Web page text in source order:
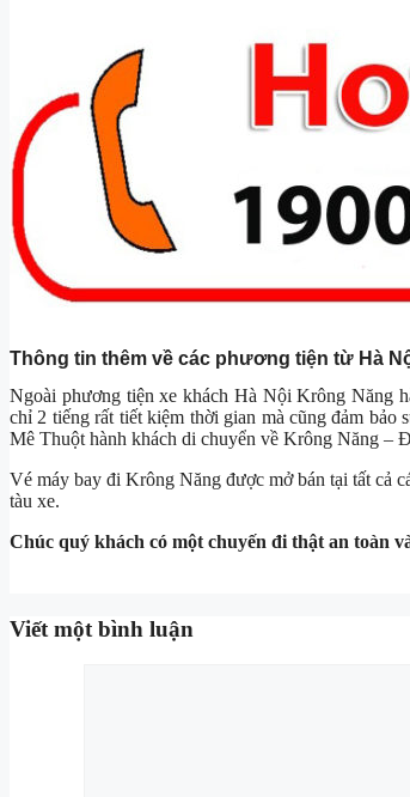
Thông tin thêm về các phương tiện từ Hà
Ngoài phương tiện xe khách Hà Nội Krông Năng
chỉ 2 tiếng rất tiết kiệm thời gian mà cũng đảm bảo
Mê Thuột hành khách di chuyển về Krông Năng –
Vé máy bay đi Krông Năng được mở bán tại tất cả
tàu xe.
Chúc quý khách có một chuyến đi thật an toàn
Viết một bình luận